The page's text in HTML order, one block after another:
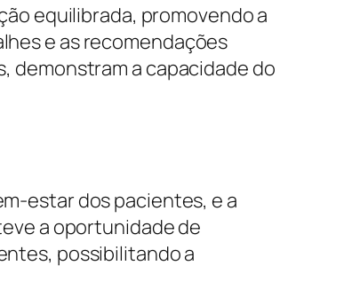
equilibrada, promovendo a
e as recomendações
demonstram a capacidade do
estar dos pacientes, e a
a oportunidade de
possibilitando a